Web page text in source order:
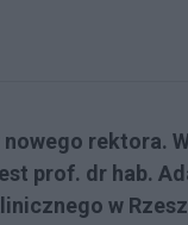
rektora.
prof. dr hab.
w